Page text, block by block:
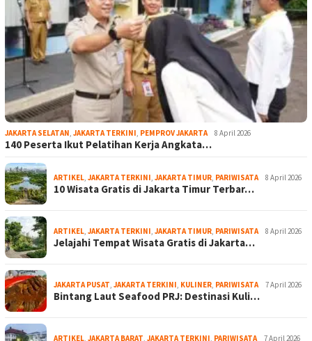
JAKARTA SELATAN, JAKARTA TERKINI, PEMPROV JAKARTA 8 April 2026
140 Peserta Ikut Pelatihan Kerja Angkata…
ARTIKEL, JAKARTA TERKINI, JAKARTA TIMUR, PARIWISATA 8 April 2026
10 Wisata Gratis di Jakarta Timur Terbar…
ARTIKEL, JAKARTA TERKINI, JAKARTA TIMUR, PARIWISATA 8 April 2026
Jelajahi Tempat Wisata Gratis di Jakarta…
JAKARTA PUSAT, JAKARTA TERKINI, KULINER, PARIWISATA 7 April 2026
Bintang Laut Seafood PRJ: Destinasi Kuli…
ARTIKEL, JAKARTA BARAT, JAKARTA TERKINI, PARIWISATA 7 April 2026